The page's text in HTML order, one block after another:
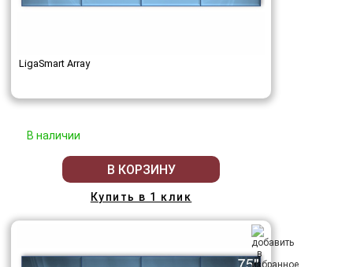
LigaSmart Array
В наличии
В КОРЗИНУ
Купить в 1 клик